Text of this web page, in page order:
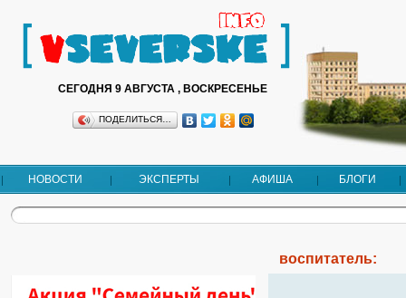
СЕГОДНЯ 9 АВГУСТА , ВОСКРЕСЕНЬЕ
ПОДЕЛИТЬСЯ…
НОВОСТИ ЭКСПЕРТЫ АФИША БЛОГИ
воспитатель: